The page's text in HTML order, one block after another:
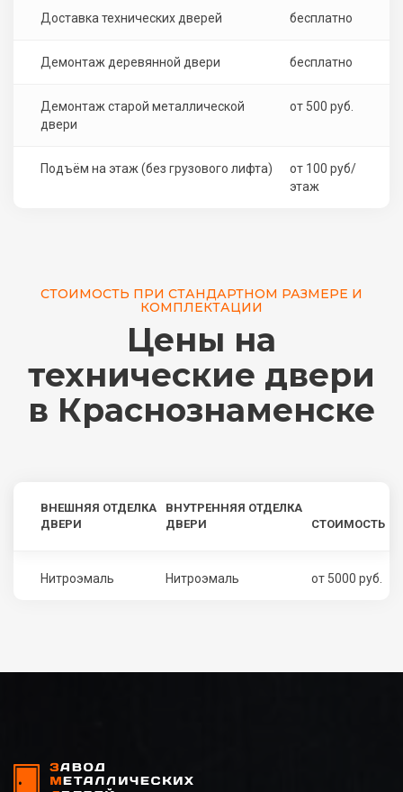
Доставка технических дверей бесплатно
Демонтаж деревянной двери бесплатно
Демонтаж старой металлической
двери
от 500 руб.
Подъём на этаж (без грузового лифта)
от 100 руб/
этаж
СТОИМОСТЬ ПРИ СТАНДАРТНОМ РАЗМЕРЕ И
КОМПЛЕКТАЦИИ
Цены на
технические двери
в Краснознаменске
ВНЕШНЯЯ ОТДЕЛКА
ДВЕРИ
ВНУТРЕННЯЯ ОТДЕЛКА
ДВЕРИ
СТОИМОСТЬ
Нитроэмаль Нитроэмаль от 5000 руб.